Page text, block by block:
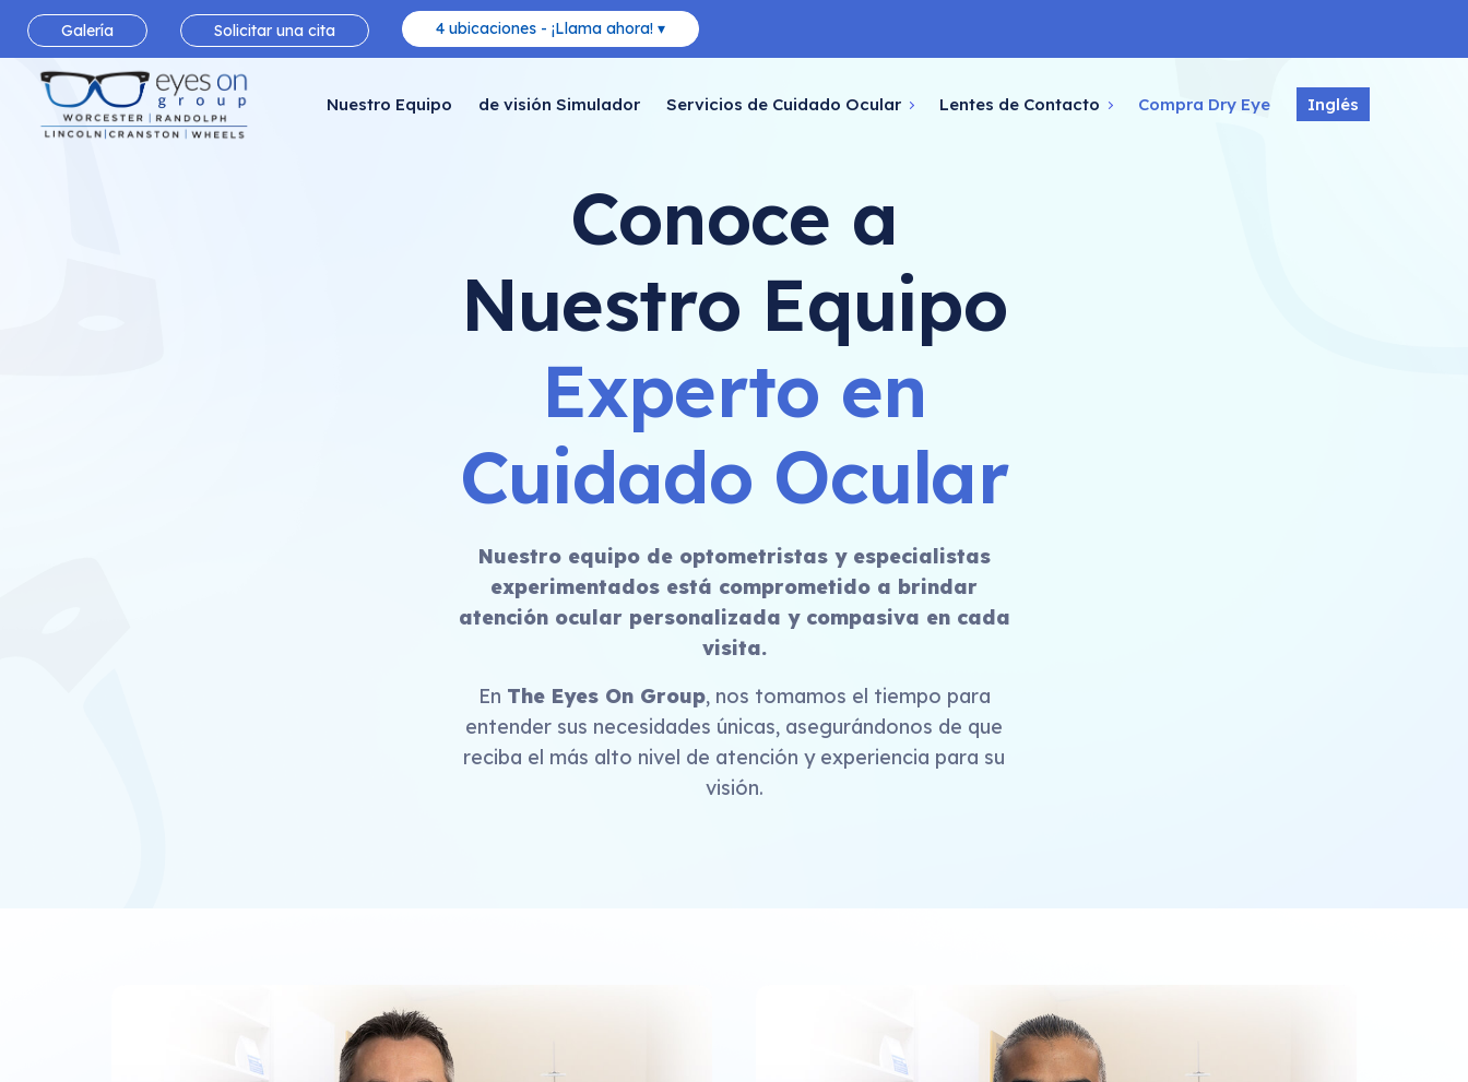
Galería Solicitar una cita 4 ubicaciones - ¡Llama ahora! ▾
Nuestro Equipo de visión Simulador Servicios de Cuidado Ocular Lentes de Contacto Compra Dry Eye Inglés
Conoce a
Nuestro Equipo
Experto en
Cuidado Ocular
Nuestro equipo de optometristas y especialistas
experimentados está comprometido a brindar
atención ocular personalizada y compasiva en cada
visita.
En The Eyes On Group, nos tomamos el tiempo para
entender sus necesidades únicas, asegurándonos de que
reciba el más alto nivel de atención y experiencia para su
visión.